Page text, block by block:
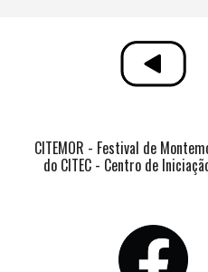
CITEMOR - Festival de
do CITEC - Centro de